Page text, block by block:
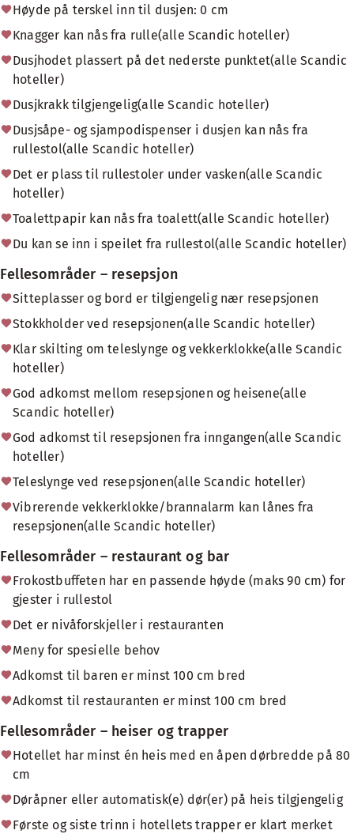
Høyde på terskel inn til dusjen: 0 cm
Knagger kan nås fra rulle(alle Scandic hoteller)
Dusjhodet plassert på det nederste punktet(alle Scandic
hoteller)
Dusjkrakk tilgjengelig(alle Scandic hoteller)
Dusjsåpe- og sjampodispenser i dusjen kan nås fra
rullestol(alle Scandic hoteller)
Det er plass til rullestoler under vasken(alle Scandic
hoteller)
Toalettpapir kan nås fra toalett(alle Scandic hoteller)
Du kan se inn i speilet fra rullestol(alle Scandic hoteller)
Fellesområder – resepsjon
Sitteplasser og bord er tilgjengelig nær resepsjonen
Stokkholder ved resepsjonen(alle Scandic hoteller)
Klar skilting om teleslynge og vekkerklokke(alle Scandic
hoteller)
God adkomst mellom resepsjonen og heisene(alle
Scandic hoteller)
God adkomst til resepsjonen fra inngangen(alle Scandic
hoteller)
Teleslynge ved resepsjonen(alle Scandic hoteller)
Vibrerende vekkerklokke/brannalarm kan lånes fra
resepsjonen(alle Scandic hoteller)
Fellesområder – restaurant og bar
Frokostbuffeten har en passende høyde (maks 90 cm) for
gjester i rullestol
Det er nivåforskjeller i restauranten
Meny for spesielle behov
Adkomst til baren er minst 100 cm bred
Adkomst til restauranten er minst 100 cm bred
Fellesområder – heiser og trapper
Hotellet har minst én heis med en åpen dørbredde på 80
cm
Døråpner eller automatisk(e) dør(er) på heis tilgjengelig
Første og siste trinn i hotellets trapper er klart merket